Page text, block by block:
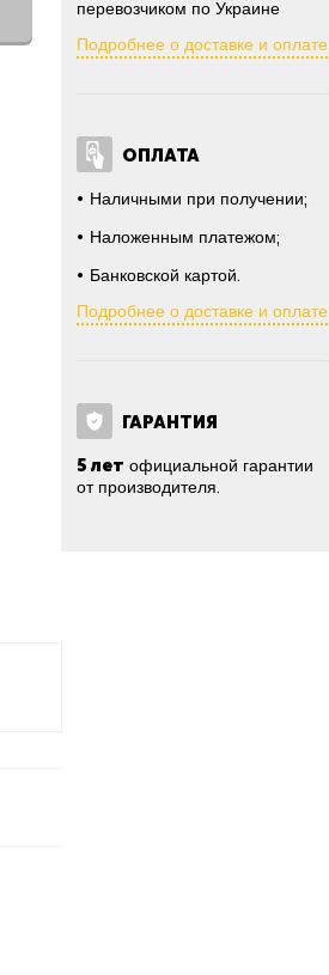
перевозчиком по Украине
Подробнее о доставке и оплате
ОПЛАТА
Наличными при получении;
Наложенным платежом;
Банковской картой.
Подробнее о доставке и оплате
ГАРАНТИЯ
5 лет официальной гарантии
от производителя.